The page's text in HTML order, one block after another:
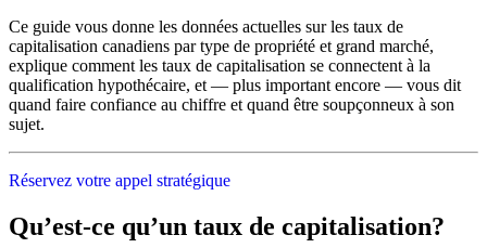
Ce guide vous donne les données actuelles sur les taux de
capitalisation canadiens par type de propriété et grand marché,
explique comment les taux de capitalisation se connectent à la
qualification hypothécaire, et — plus important encore — vous dit
quand faire confiance au chiffre et quand être soupçonneux à son
sujet.
Réservez votre appel stratégique
Qu’est-ce qu’un taux de capitalisation?